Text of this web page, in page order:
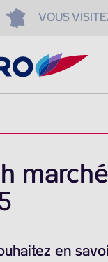
VOUS
en